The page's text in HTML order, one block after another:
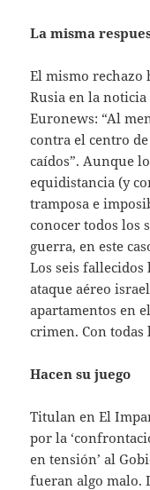
La misma
El mismo rechazo
Rusia en la
Euronews: “Al
contra el centro
caídos”. Aunque
equidistancia (y
tramposa e
conocer todos los
guerra, en este
Los seis fallecidos
ataque aéreo
apartamentos en
crimen. Con todas
Hacen su juego
Titulan en El
por la
en tensión’ al
fueran algo malo.